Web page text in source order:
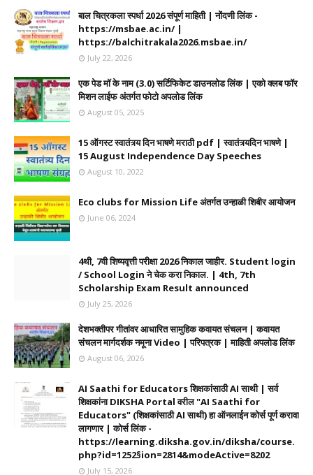
बाल चित्रकला स्पर्धा 2026 संपूर्ण माहिती | नोंदणी लिंक -
https://msbae.ac.in/ |
https://balchitrakala2026.msbae.in/
July 22, 2026
एक पेड मॉ के नाम (3.0) सर्टिफिकेट डाउनलोड लिंक | एको क्लब फॉर
मिशन लाईफ अंतर्गत फोटो अपलोड लिंक
August 05, 2025
15 ऑगस्ट स्वातंत्र्य दिन भाषणे मराठी pdf | स्वातंत्र्यदिन भाषणे |
15 August Independence Day Speeches
August 10, 2022
Eco clubs for Mission Life अंतर्गत उन्हाळी शिबीर आयोजन
June 06, 2024
4थी, 7वी शिष्यवृत्ती परीक्षा 2026 निकाल जाहीर. Student login
/ School Login ने चेक करा निकाल. | 4th, 7th
Scholarship Exam Result announced
July 25, 2026
देशभक्तीपर गीतांवर आधारित सामुहिक कवायत संचलन | कवायत
संचलन मार्गदर्शक नमूना Video | परिपत्रक | माहिती अपलोड लिंक
August 06, 2026
AI Saathi for Educators शिक्षकांसाठी AI साथी | सर्व
शिक्षकांना DIKSHA Portal वरील "AI Saathi for
Educators" (शिक्षकांसाठी AI साथी) हा ऑनलाईन कोर्स पूर्ण करावा
लागणार | कोर्स लिंक -
https://learning.diksha.gov.in/diksha/course.
php?id=1252§ion=2814&modeActive=8202
July 15, 2026